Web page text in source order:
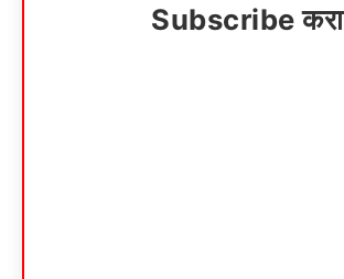
Subscribe करा